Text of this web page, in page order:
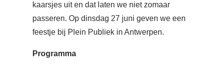
kaarsjes uit en dat laten we niet zomaar
passeren. Op dinsdag 27 juni geven we een
feestje bij Plein Publiek in Antwerpen.
Programma